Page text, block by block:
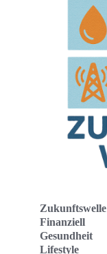
Zukunftswelle
Finanziell
Gesundheit
Lifestyle